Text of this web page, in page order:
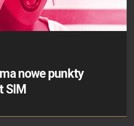
nowe punkty
SIM